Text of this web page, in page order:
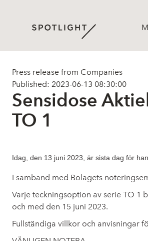
Press release from Companies
Published: 2023-06-13 08:30:00
Sensidose
TO 1
Idag, den 13 juni 2023, är sista dag för
I samband med Bolagets
Varje teckningsoption av serie TO 1
och med den 15 juni 2023.
Fullständiga villkor och anvisningar